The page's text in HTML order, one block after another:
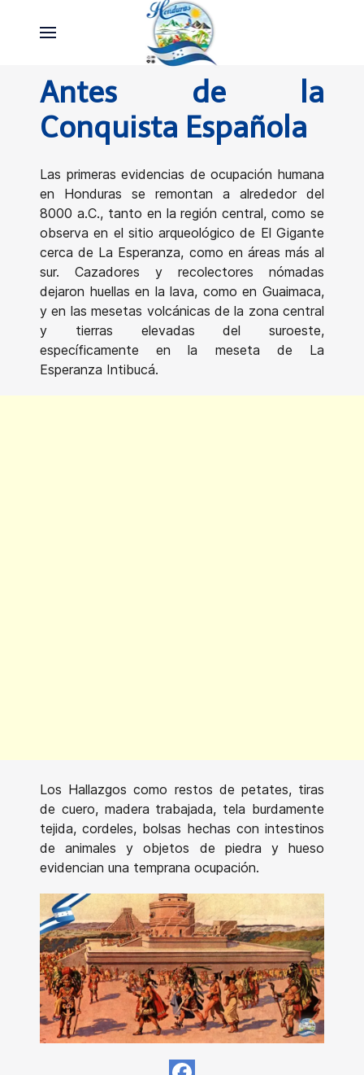
Antes de la
Conquista Española
Las primeras evidencias de ocupación humana
en Honduras se remontan a alrededor del
8000 a.C., tanto en la región central, como se
observa en el sitio arqueológico de El Gigante
cerca de La Esperanza, como en áreas más al
sur. Cazadores y recolectores nómadas
dejaron huellas en la lava, como en Guaimaca,
y en las mesetas volcánicas de la zona central
y tierras elevadas del suroeste,
específicamente en la meseta de La
Esperanza Intibucá.
Los Hallazgos como restos de petates, tiras
de cuero, madera trabajada, tela burdamente
tejida, cordeles, bolsas hechas con intestinos
de animales y objetos de piedra y hueso
evidencian una temprana ocupación.